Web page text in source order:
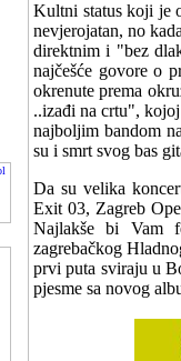
Kultni status koji je
nevjerojatan, no
direktnim i "bez
najčešće govore o
okrenute prema
..izađi na crtu",
najboljim bandom
su i smrt svog bas
Da su velika
Exit 03, Zagreb
Najlakše bi Vam
zagrebačkog
prvi puta sviraju u
pjesme sa novog